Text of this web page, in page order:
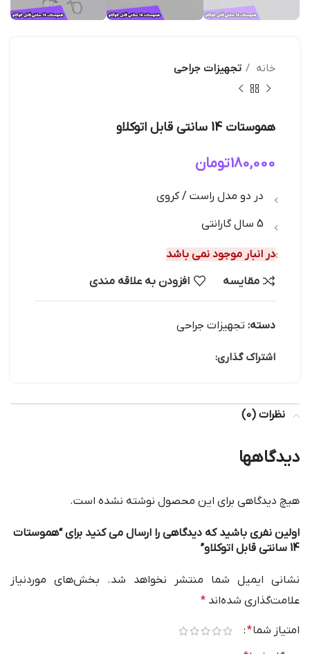
خانه تجهیزات جراحی
هموستات 14 سانتی قابل اتوکلاو
180,000تومان
در دو مدل راست / کروی
5 سال گارانتی
در انبار موجود نمی باشد
مقایسه
افزودن به علاقه مندی
دسته: تجهیزات جراحی
اشتراک گذاری:
نظرات (0)
دیدگاهها
هیچ دیدگاهی برای این محصول نوشته نشده است.
اولین نفری باشید که دیدگاهی را ارسال می کنید برای “هموستات
14 سانتی قابل اتوکلاو”
نشانی ایمیل شما منتشر نخواهد شد.
بخش‌های موردنیاز
علامت‌گذاری شده‌اند *
امتیاز شما*